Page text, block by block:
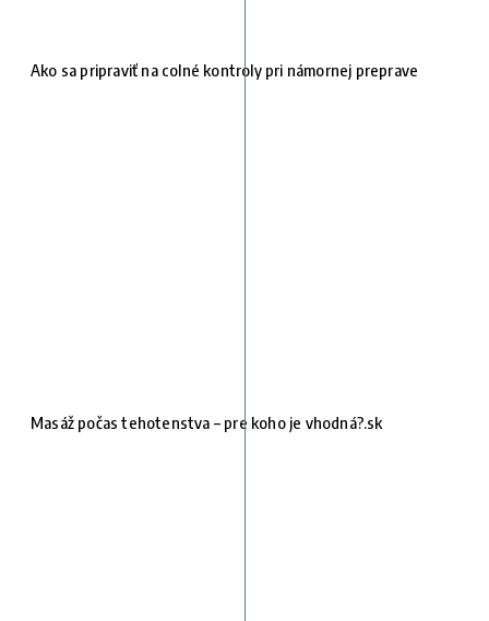
Ako sa pripraviť na colné kontroly pri námornej preprave
Masáž počas tehotenstva – pre koho je vhodná?.sk